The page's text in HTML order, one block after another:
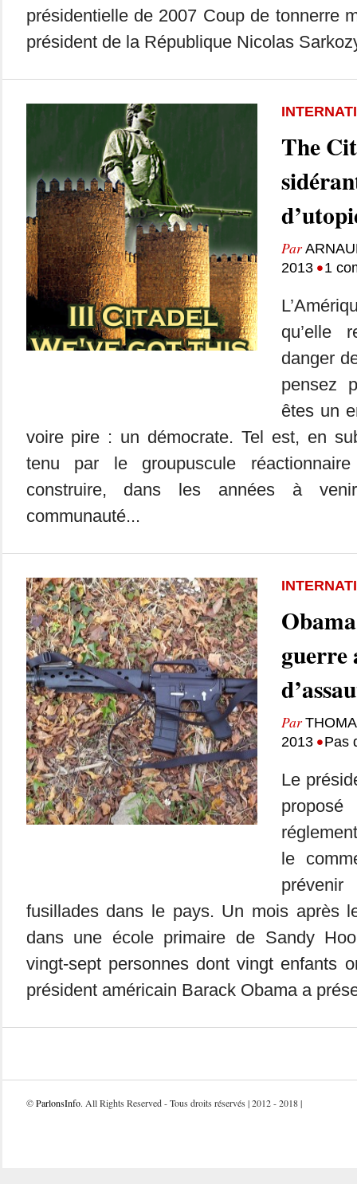
présidentielle de 2007 Coup de tonnerre
président de la République Nicolas
The
Par
2013 •1
qu’elle
danger
pensez
êtes un
voire pire : un démocrate. Tel est, en
tenu par le groupuscule
construire, dans les années à
communauté...
guerre
Par
2013 •Pas
Le
le
fusillades dans le pays. Un mois après
dans une école primaire de Sandy
vingt-sept personnes dont vingt enfants
président américain Barack Obama a
©ParlonsInfo. All Rights Reserved - Tous droits réservés | 2012 - 2018 |